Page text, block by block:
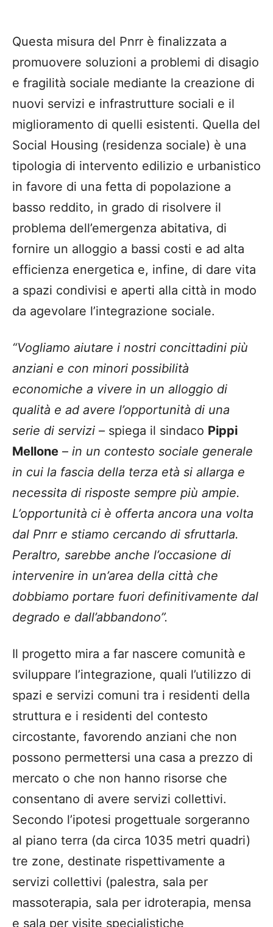
Questa misura del Pnrr è finalizzata a
promuovere soluzioni a problemi di disagio
e fragilità sociale mediante la creazione di
nuovi servizi e infrastrutture sociali e il
miglioramento di quelli esistenti. Quella del
Social Housing (residenza sociale) è una
tipologia di intervento edilizio e urbanistico
in favore di una fetta di popolazione a
basso reddito, in grado di risolvere il
problema dell’emergenza abitativa, di
fornire un alloggio a bassi costi e ad alta
efficienza energetica e, infine, di dare vita
a spazi condivisi e aperti alla città in modo
da agevolare l’integrazione sociale.
“Vogliamo aiutare i nostri concittadini più
anziani e con minori possibilità
economiche a vivere in un alloggio di
qualità e ad avere l’opportunità di una
serie di servizi – spiega il sindaco Pippi
Mellone – in un contesto sociale generale
in cui la fascia della terza età si allarga e
necessita di risposte sempre più ampie.
L’opportunità ci è offerta ancora una volta
dal Pnrr e stiamo cercando di sfruttarla.
Peraltro, sarebbe anche l’occasione di
intervenire in un’area della città che
dobbiamo portare fuori definitivamente dal
degrado e dall’abbandono”.
Il progetto mira a far nascere comunità e
sviluppare l’integrazione, quali l’utilizzo di
spazi e servizi comuni tra i residenti della
struttura e i residenti del contesto
circostante, favorendo anziani che non
possono permettersi una casa a prezzo di
mercato o che non hanno risorse che
consentano di avere servizi collettivi.
Secondo l’ipotesi progettuale sorgeranno
al piano terra (da circa 1035 metri quadri)
tre zone, destinate rispettivamente a
servizi collettivi (palestra, sala per
massoterapia, sala per idroterapia, mensa
e sala per visite specialistiche